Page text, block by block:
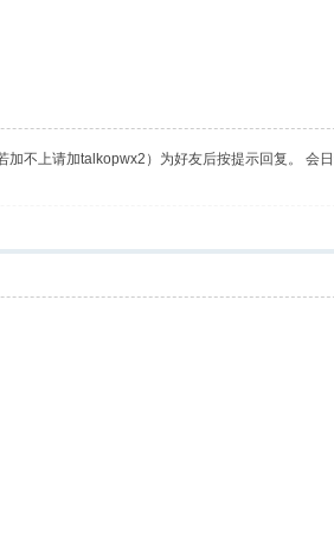
不上请加talkopwx2）为好友后按提示回复。 会